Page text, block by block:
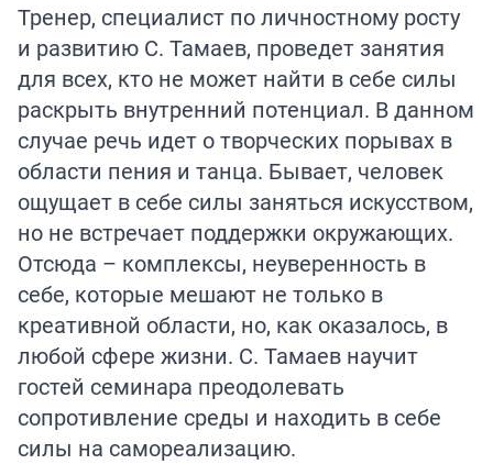
Тренер, специалист по личностному росту
и развитию С. Тамаев, проведет занятия
для всех, кто не может найти в себе силы
раскрыть внутренний потенциал. В данном
случае речь идет о творческих порывах в
области пения и танца. Бывает, человек
ощущает в себе силы заняться искусством,
но не встречает поддержки окружающих.
Отсюда – комплексы, неуверенность в
себе, которые мешают не только в
креативной области, но, как оказалось, в
любой сфере жизни. С. Тамаев научит
гостей семинара преодолевать
сопротивление среды и находить в себе
силы на самореализацию.